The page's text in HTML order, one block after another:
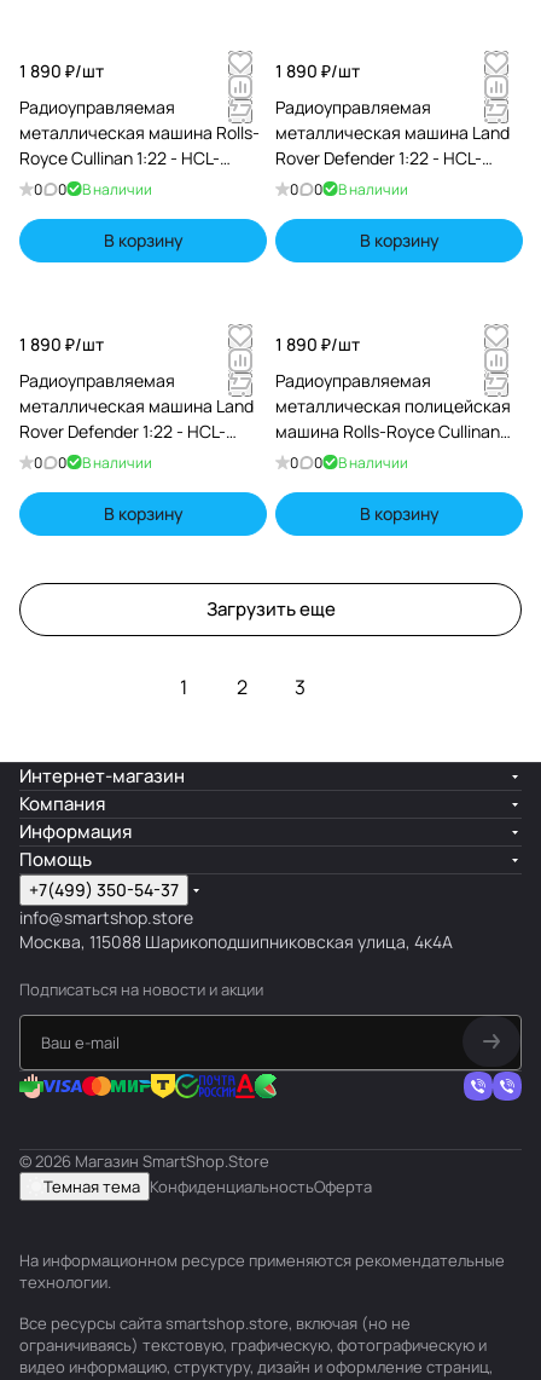
1 890 ₽/шт
Радиоуправляемая
металлическая машина Rolls-
Royce Cullinan 1:22 - HCL-
3806-BLACK
0 0 В наличии
В корзину
1 890 ₽/шт
Радиоуправляемая
металлическая машина Land
Rover Defender 1:22 - HCL-
3810-WHITE
0 0 В наличии
В корзину
1 890 ₽/шт
Радиоуправляемая
металлическая машина Land
Rover Defender 1:22 - HCL-
3810-ORANGE
0 0 В наличии
В корзину
1 890 ₽/шт
Радиоуправляемая
металлическая полицейская
машина Rolls-Royce Cullinan
1:22 - HCL-3606-BLACK
0 0 В наличии
В корзину
Загрузить еще
1 2 3
Интернет-магазин
Компания
Информация
Помощь
+7(499) 350-54-37
info@smartshop.store
Москва, 115088 Шарикоподшипниковская улица, 4к4А
Подписаться на новости и акции
© 2026 Магазин SmartShop.Store
Темная тема КонфиденциальностьОферта
На информационном ресурсе применяются рекомендательные
технологии.
Все ресурсы сайта smartshop.store, включая (но не
ограничиваясь) текстовую, графическую, фотографическую и
видео информацию, структуру, дизайн и оформление страниц,